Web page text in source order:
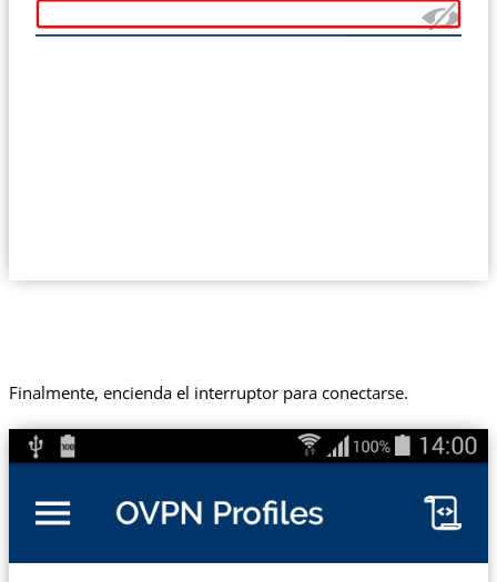
Finalmente, encienda el interruptor para conectarse.